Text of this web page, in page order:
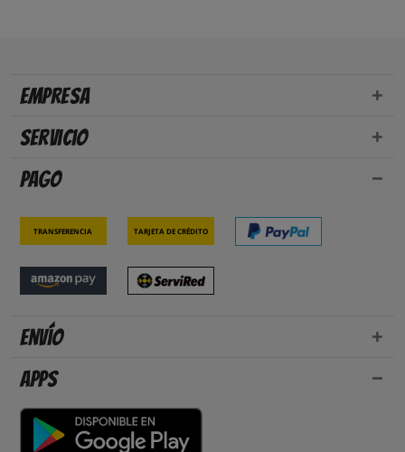
Empresa
Servicio
Pago
Transferencia Tarjeta de crédito
Envío
Apps